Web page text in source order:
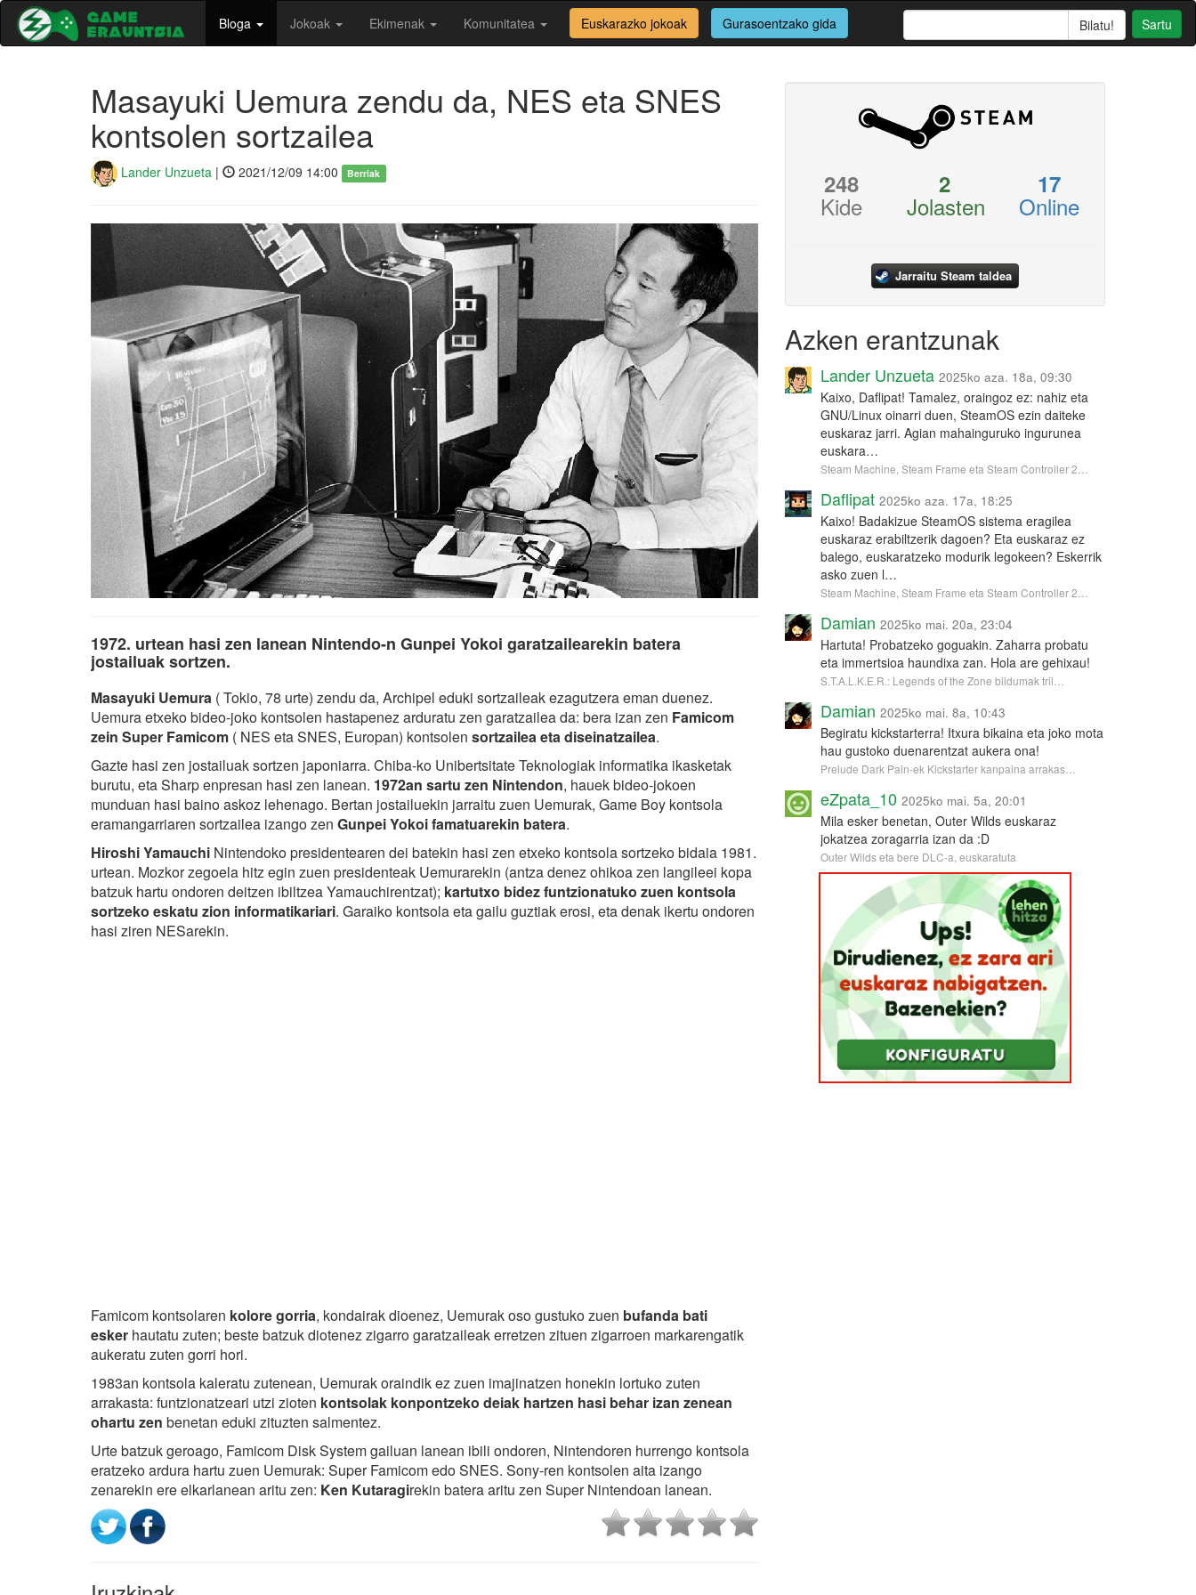
Bloga Jokoak Ekimenak Komunitatea Euskarazko jokoak Gurasoentzako gida Sartu
Masayuki Uemura zendu da, NES eta SNES
kontsolen sortzailea
Lander Unzueta | 2021/12/09 14:00 Berriak
1972. urtean hasi zen lanean Nintendo-n Gunpei Yokoi garatzailearekin batera
jostailuak sortzen.
Masayuki Uemura ( Tokio, 78 urte) zendu da, Archipel eduki sortzaileak ezagutzera eman duenez.
Uemura etxeko bideo-joko kontsolen hastapenez arduratu zen garatzailea da: bera izan zen Famicom
zein Super Famicom ( NES eta SNES, Europan) kontsolen sortzailea eta diseinatzailea.
Gazte hasi zen jostailuak sortzen japoniarra. Chiba-ko Unibertsitate Teknologiak informatika ikasketak
burutu, eta Sharp enpresan hasi zen lanean. 1972an sartu zen Nintendon, hauek bideo-jokoen
munduan hasi baino askoz lehenago. Bertan jostailuekin jarraitu zuen Uemurak, Game Boy kontsola
eramangarriaren sortzailea izango zen Gunpei Yokoi famatuarekin batera.
Hiroshi Yamauchi Nintendoko presidentearen dei batekin hasi zen etxeko kontsola sortzeko bidaia 1981.
urtean. Mozkor zegoela hitz egin zuen presidenteak Uemurarekin (antza denez ohikoa zen langileei kopa
batzuk hartu ondoren deitzen ibiltzea Yamauchirentzat); kartutxo bidez funtzionatuko zuen kontsola
sortzeko eskatu zion informatikariari. Garaiko kontsola eta gailu guztiak erosi, eta denak ikertu ondoren
hasi ziren NESarekin.
Famicom kontsolaren kolore gorria, kondairak dioenez, Uemurak oso gustuko zuen bufanda bati
esker hautatu zuten; beste batzuk diotenez zigarro garatzaileak erretzen zituen zigarroen markarengatik
aukeratu zuten gorri hori.
1983an kontsola kaleratu zutenean, Uemurak oraindik ez zuen imajinatzen honekin lortuko zuten
arrakasta: funtzionatzeari utzi zioten kontsolak konpontzeko deiak hartzen hasi behar izan zenean
ohartu zen benetan eduki zituzten salmentez.
Urte batzuk geroago, Famicom Disk System gailuan lanean ibili ondoren, Nintendoren hurrengo kontsola
eratzeko ardura hartu zuen Uemurak: Super Famicom edo SNES. Sony-ren kontsolen aita izango
zenarekin ere elkarlanean aritu zen: Ken Kutaragirekin batera aritu zen Super Nintendoan lanean.
248
Kide
2
Jolasten
17
Online
Jarraitu Steam taldea
Azken erantzunak
Lander Unzueta 2025ko aza. 18a, 09:30
Kaixo, Daflipat! Tamalez, oraingoz ez: nahiz eta
GNU/Linux oinarri duen, SteamOS ezin daiteke
euskaraz jarri. Agian mahainguruko ingurunea
euskara…
Steam Machine, Steam Frame eta Steam Controller 2…
Daflipat 2025ko aza. 17a, 18:25
Kaixo! Badakizue SteamOS sistema eragilea
euskaraz erabiltzerik dagoen? Eta euskaraz ez
balego, euskaratzeko modurik legokeen? Eskerrik
asko zuen l…
Steam Machine, Steam Frame eta Steam Controller 2…
Damian 2025ko mai. 20a, 23:04
Hartuta! Probatzeko goguakin. Zaharra probatu
eta immertsioa haundixa zan. Hola are gehixau!
S.T.A.L.K.E.R.: Legends of the Zone bildumak tril…
Damian 2025ko mai. 8a, 10:43
Begiratu kickstarterra! Itxura bikaina eta joko mota
hau gustoko duenarentzat aukera ona!
Prelude Dark Pain-ek Kickstarter kanpaina arrakas…
eZpata_10 2025ko mai. 5a, 20:01
Mila esker benetan, Outer Wilds euskaraz
jokatzea zoragarria izan da :D
Outer Wilds eta bere DLC-a, euskaratuta